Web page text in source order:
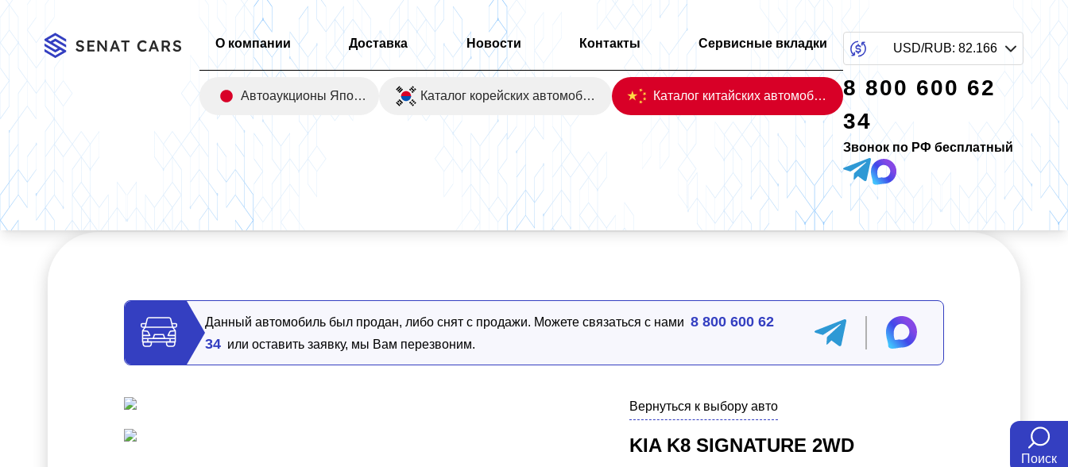
Поиск
О компании Доставка Новости Контакты Сервисные вкладки
Автоаукционы Японии Каталог корейских автомобилей Каталог китайских автомобилей
USD/RUB: 82.166
8 800 600 62
34
Звонок по РФ бесплатный
Главная/Каталог Kia K8 Signature 2WD
Данный автомобиль был продан, либо снят с продажи. Можете связаться с нами 8 800 600 62
34 или оставить заявку, мы Вам перезвоним.
Вернуться к выбору авто
KIA K8 SIGNATURE 2WD